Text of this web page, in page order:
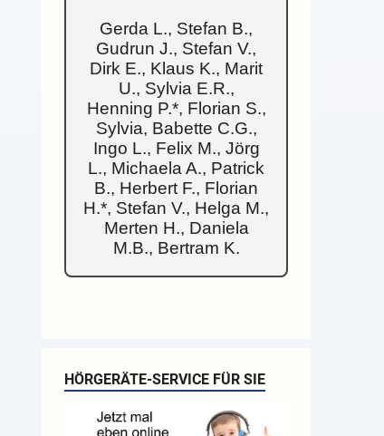
Gerda L., Stefan B.,
Gudrun J., Stefan V.,
Dirk E., Klaus K., Marit
U., Sylvia E.R.,
Henning P.*, Florian S.,
Sylvia, Babette C.G.,
Ingo L., Felix M., Jörg
L., Michaela A., Patrick
B., Herbert F., Florian
H.*, Stefan V., Helga M.,
Merten H., Daniela
M.B., Bertram K.
HÖRGERÄTE-SERVICE FÜR SIE